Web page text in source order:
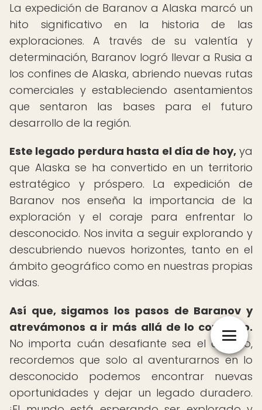
La expedición de Baranov a Alaska marcó un
hito significativo en la historia de las
exploraciones. A través de su valentía y
determinación, Baranov logró llevar a Rusia a
los confines de Alaska, abriendo nuevas rutas
comerciales y estableciendo asentamientos
que sentaron las bases para el futuro
desarrollo de la región.
Este legado perdura hasta el día de hoy,ya
que Alaska se ha convertido en un territorio
estratégico y próspero. La expedición de
Baranov nos enseña la importancia de la
exploración y el coraje para enfrentar lo
desconocido. Nos invita a seguir explorando y
descubriendo nuevos horizontes, tanto en el
ámbito geográfico como en nuestras propias
vidas.
Así que, sigamos los pasos de Baranov y
atrevámonos a ir más allá de lo conocido.
No importa cuán desafiante sea el camino,
recordemos que solo al aventurarnos en lo
desconocido podemos encontrar nuevas
oportunidades y dejar un legado duradero.